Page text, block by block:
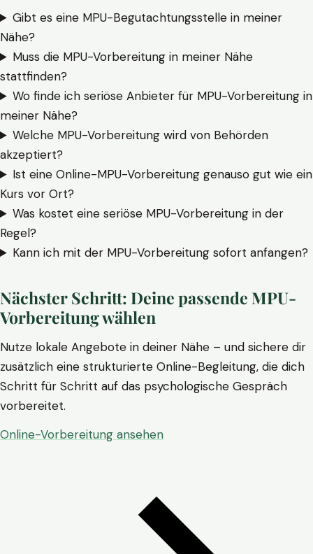
Gibt es eine MPU-Begutachtungsstelle in meiner
Nähe?
Muss die MPU-Vorbereitung in meiner Nähe
stattfinden?
Wo finde ich seriöse Anbieter für MPU-Vorbereitung in
meiner Nähe?
Welche MPU-Vorbereitung wird von Behörden
akzeptiert?
Ist eine Online-MPU-Vorbereitung genauso gut wie ein
Kurs vor Ort?
Was kostet eine seriöse MPU-Vorbereitung in der
Regel?
Kann ich mit der MPU-Vorbereitung sofort anfangen?
Nächster Schritt: Deine passende MPU-
Vorbereitung wählen
Nutze lokale Angebote in deiner Nähe – und sichere dir
zusätzlich eine strukturierte Online-Begleitung, die dich
Schritt für Schritt auf das psychologische Gespräch
vorbereitet.
Online-Vorbereitung ansehen